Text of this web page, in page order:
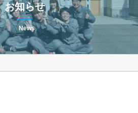
お知らせ
News